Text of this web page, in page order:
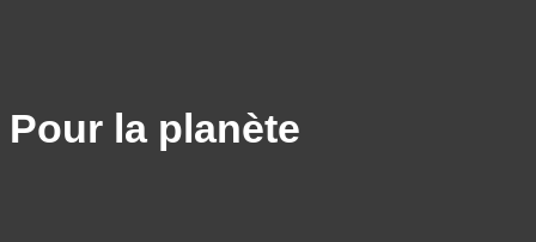
Pour la planète